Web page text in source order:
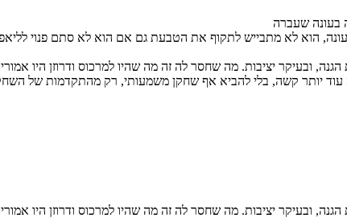
בעונה שעברה
הוא לא מתבייש לתקוף את הטבעת גם אם הוא לא סתם פנוי
ובעיקר יציבות. מה שחסר לה זה מה שהיו למרכוס ודרוזן היו
עוד יותר קשה, בלי להביא אף שחקן משמעותי, רק מהתקדמות של
ובעיקר יציבות. מה שחסר לה זה מה שהיו למרכוס ודרוזן היו